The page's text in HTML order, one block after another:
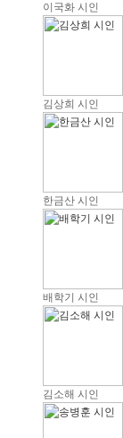
이국화 시인
김상희 시인
한금산 시인
배학기 시인
김소해 시인